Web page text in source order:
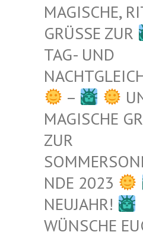
MAGISCHE,
GRÜSSE ZUR
TAG- UND
–
MAGISCHE
UR S
DE 2023
NEUJAHR!
WÜNSCHE